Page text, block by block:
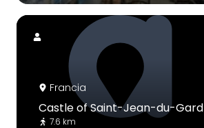
Francia
Castle of Saint-Jean-du-Gard
7.6 km